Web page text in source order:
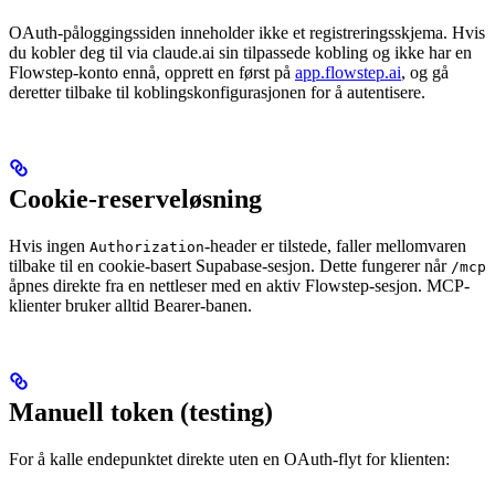
OAuth-påloggingssiden inneholder ikke et registreringsskjema. Hvis
du kobler deg til via claude.ai sin tilpassede kobling og ikke har en
Flowstep-konto ennå, opprett en først på app.flowstep.ai, og gå
deretter tilbake til koblingskonfigurasjonen for å autentisere.
Cookie-reserveløsning
Hvis ingen Authorization-header er tilstede, faller mellomvaren
tilbake til en cookie-basert Supabase-sesjon. Dette fungerer når /mcp
åpnes direkte fra en nettleser med en aktiv Flowstep-sesjon. MCP-
klienter bruker alltid Bearer-banen.
Manuell token (testing)
For å kalle endepunktet direkte uten en OAuth-flyt for klienten: